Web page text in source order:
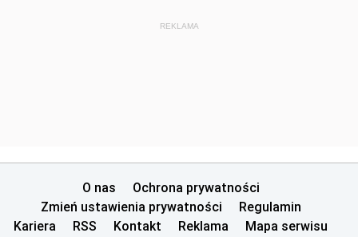
REKLAMA
O nas
Ochrona prywatności
Zmień ustawienia prywatności
Regulamin
Kariera
RSS Kontakt Reklama Mapa serwisu